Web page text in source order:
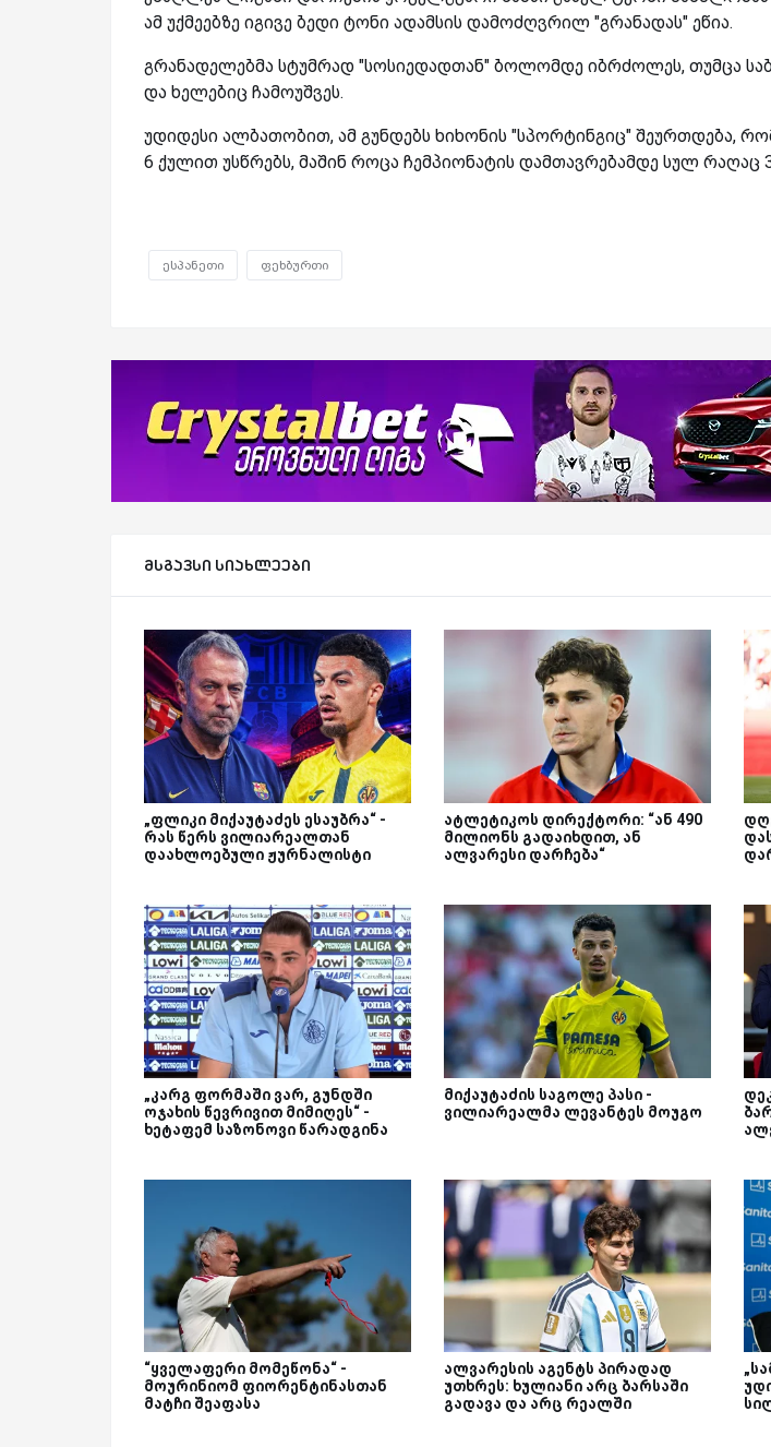
ამ უქმეებზე იგივე ბედი ტონი ადამსის დამოძღვრილ "გრანადას" ეწია.
გრანადელებმა სტუმრად "სოსიედადთან" ბოლომდე იბრძოლეს, თუმცა
და ხელებიც ჩამოუშვეს.
უდიდესი ალბათობით, ამ გუნდებს ხიხონის "სპორტინგიც" შეურთდება,
6 ქულით უსწრებს, მაშინ როცა ჩემპიონატის დამთავრებამდე სულ რაღაც
ესპანეთი ფეხბურთი
მსგავსი სიახლეები
„ფლიკი მიქაუტაძეს ესაუბრა“ -
რას წერს ვილიარეალთან
დაახლოებული ჟურნალისტი
ატლეტიკოს დირექტორი: “ან 490
მილიონს გადაიხდით, ან
ალვარესი დარჩება“
„კარგ ფორმაში ვარ, გუნდში
ოჯახის წევრივით მიმიღეს“ -
ხეტაფემ საზონოვი წარადგინა
მიქაუტაძის საგოლე პასი -
ვილიარეალმა ლევანტეს მოუგო
“ყველაფერი მომეწონა“ -
მოურინიომ ფიორენტინასთან
მატჩი შეაფასა
ალვარესის აგენტს პირადად
უთხრეს: ხულიანი არც ბარსაში
გადავა და არც რეალში